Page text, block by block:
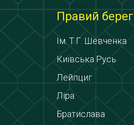
Правий берег
Ім. Т.Г. Шевченка
Київська Русь
Лейпциг
Ліра
Братислава